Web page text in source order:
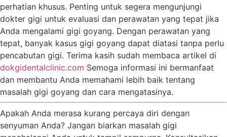
perhatian khusus. Penting untuk segera mengunjungi
dokter gigi untuk evaluasi dan perawatan yang tepat jika
Anda mengalami gigi goyang. Dengan perawatan yang
tepat, banyak kasus gigi goyang dapat diatasi tanpa perlu
pencabutan gigi. Terima kasih sudah membaca artikel di
dokgidentalclinic.com Semoga informasi ini bermanfaat
dan membantu Anda memahami lebih baik tentang
masalah gigi goyang dan cara mengatasinya.
Apakah Anda merasa kurang percaya diri dengan
senyuman Anda? Jangan biarkan masalah gigi